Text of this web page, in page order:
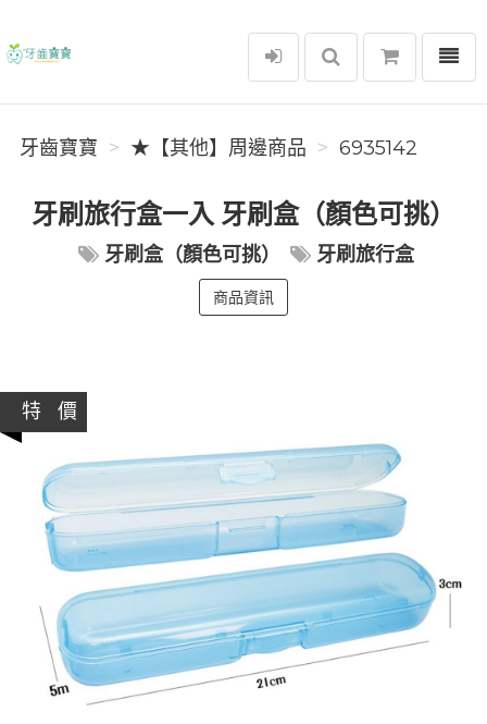
牙齒寶寶
選單
牙齒寶寶 ★【其他】周邊商品 6935142
牙刷旅行盒一入 牙刷盒（顏色可挑）
牙刷盒（顏色可挑） 牙刷旅行盒
商品資訊
特 價